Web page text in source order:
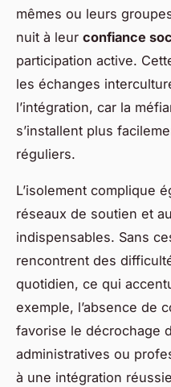
mêmes ou leurs
nuit à leur confiance
participation active.
les échanges
l’intégration, car la
s’installent plus
réguliers.
L’isolement complique
réseaux de soutien et
indispensables. Sans
rencontrent des
quotidien, ce qui
exemple, l’absence de
favorise le décrochage
administratives ou
à une intégration